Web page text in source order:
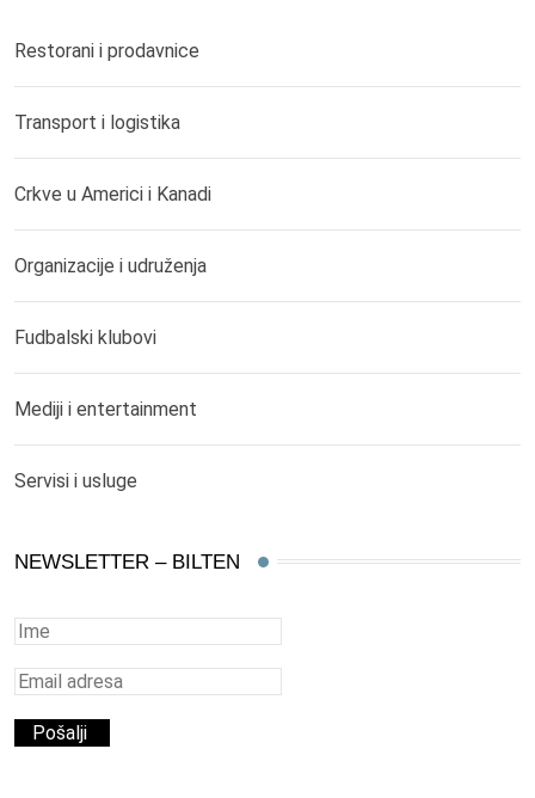
Restorani i prodavnice
Transport i logistika
Crkve u Americi i Kanadi
Organizacije i udruženja
Fudbalski klubovi
Mediji i entertainment
Servisi i usluge
NEWSLETTER – BILTEN